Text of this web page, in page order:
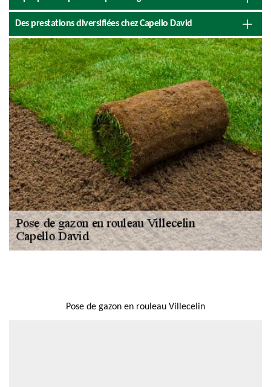
Des prestations diversifiées chez Capello David
Pose de gazon en rouleau Villecelin